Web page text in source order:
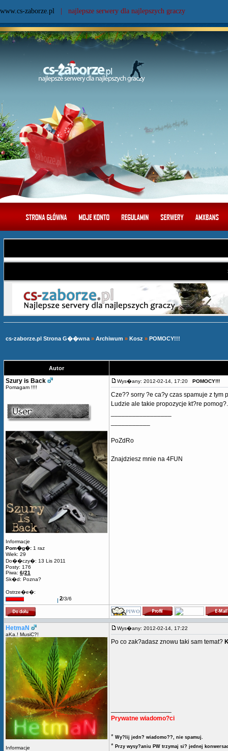
www.cs-zaborze.pl | najlepsze serwery dla najlepszych graczy
cs-zaborze.pl Strona G��wna » Archiwum » Kosz » POMOCY!!!
Autor
Szury is Back
Pomagam !!!!
Informacje
Pom�g�: 1 raz
Wiek: 29
Do��czy�: 13 Lis 2011
Posty: 176
Piwa: 6/21
Sk�d: Pozna?
Ostrze�e�:
2/3/6
Wys�any: 2012-02-14, 17:20 POMOCY!!!
Cze?? sorry ?e ca?y czas spamuje z tym
Ludzie ale takie propozycje kt?re pomog?.
PoZdRo
Znajdziesz mnie na 4FUN
HetmaN
aKa.! MusiC?!
Informacje
Wys�any: 2012-02-14, 17:22
Po co zak?adasz znowu taki sam temat?
Prywatne wiadomo?ci
* Wy?lij jedn? wiadomo??, nie spamuj.
* Przy wysy?aniu PW trzymaj si? jednej